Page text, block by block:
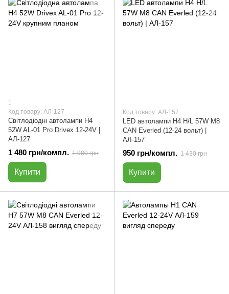
1
Код товару: АЛ-127
Світлодіодні автолампи H4
52W AL-01 Pro Drivex 12-24V |
АЛ-127
1 480 грн/компл. 1 980 грн
Купити
Код товару: АЛ-157
LED автолампи H4 H/L 57W М8
CAN Everled (12-24 вольт) |
АЛ-157
950 грн/компл. 1 430 грн
Купити